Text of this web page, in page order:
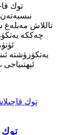
توك
تاللاش مەبلەغ
چەككە
يەتكۈزۈشتە
ئېھتىياجى